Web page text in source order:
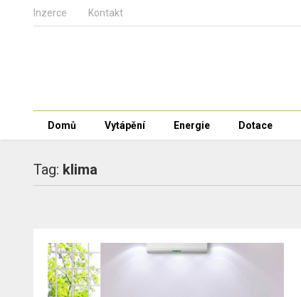
Inzerce Kontakt
Domů Vytápění Energie Dotace
Tag: klima